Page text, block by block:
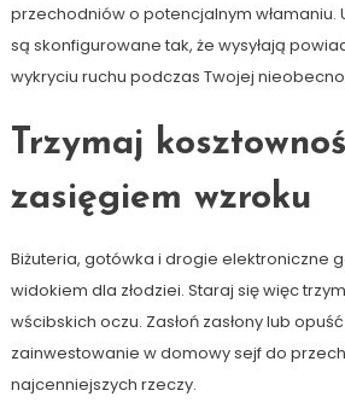
przechodniów o potencjalnym włamaniu.
są skonfigurowane tak, że wysyłają
wykryciu ruchu podczas Twojej
Trzymaj
zasięgiem wzroku
Biżuteria, gotówka i drogie elektroniczne
widokiem dla złodziei. Staraj się więc
wścibskich oczu. Zasłoń zasłony lub
zainwestowanie w domowy sejf do
najcenniejszych rzeczy.